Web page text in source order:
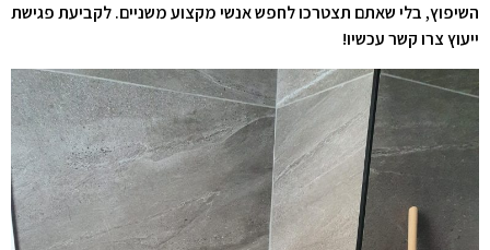
השיפוץ, בלי שאתם תצטרכו לחפש אנשי מקצוע משניים. לקביעת פגישת
ייעוץ צרו קשר עכשיו!